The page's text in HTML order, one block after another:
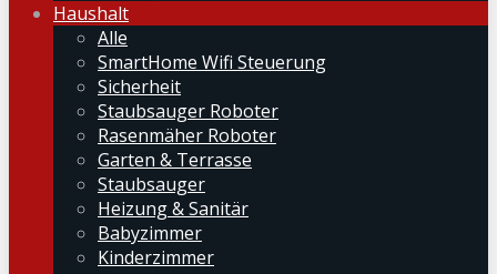
Haushalt
Alle
SmartHome Wifi Steuerung
Sicherheit
Staubsauger Roboter
Rasenmäher Roboter
Garten & Terrasse
Staubsauger
Heizung & Sanitär
Babyzimmer
Kinderzimmer